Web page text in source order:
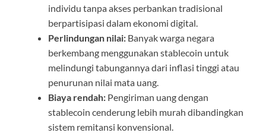
individu tanpa akses perbankan tradisional
berpartisipasi dalam ekonomi digital.
Perlindungan nilai: Banyak warga negara
berkembang menggunakan stablecoin untuk
melindungi tabungannya dari inflasi tinggi atau
penurunan nilai mata uang.
Biaya rendah: Pengiriman uang dengan
stablecoin cenderung lebih murah dibandingkan
sistem remitansi konvensional.